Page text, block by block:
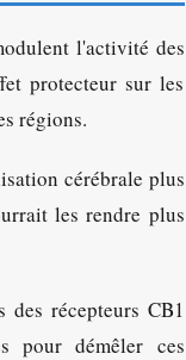
l'activité des
protecteur sur les
régions.
cérébrale plus
les rendre plus
récepteurs CB1
pour démêler ces